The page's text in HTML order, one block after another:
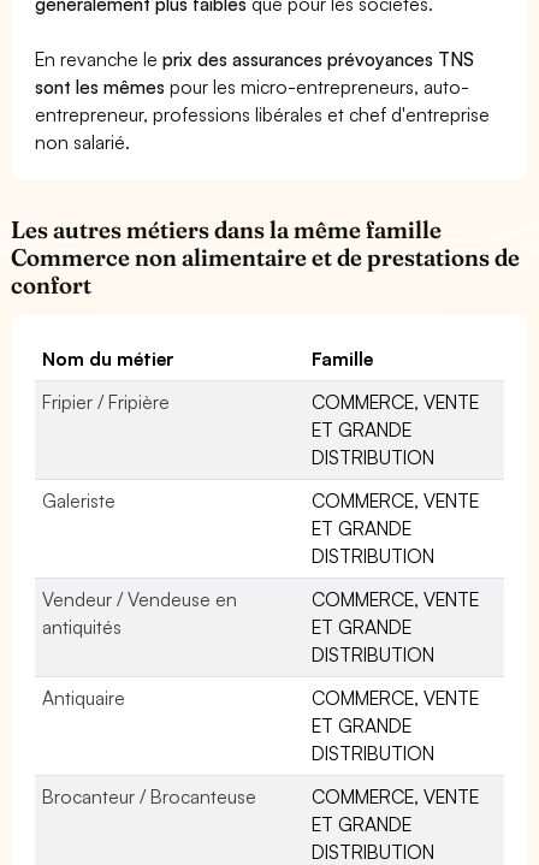
En revanche leprix des assurances prévoyances TNS
sont les mêmes pour les micro-entrepreneurs, auto-
entrepreneur, professions libérales et chef d'entreprise
non salarié.
Les autres métiers dans la même famille
Commerce non alimentaire et de prestations de
confort
Nom du métier
Famille
Fripier / Fripière
COMMERCE, VENTE
ET GRANDE
DISTRIBUTION
Galeriste
COMMERCE, VENTE
ET GRANDE
DISTRIBUTION
Vendeur / Vendeuse en
antiquités
COMMERCE, VENTE
ET GRANDE
DISTRIBUTION
Antiquaire
COMMERCE, VENTE
ET GRANDE
DISTRIBUTION
Brocanteur / Brocanteuse
COMMERCE, VENTE
ET GRANDE
DISTRIBUTION